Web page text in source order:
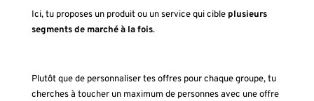
Ici, tu proposes un produit ou un service qui cibleplusieurs
segments de marché à la fois.
Plutôt que de personnaliser tes offres pour chaque groupe, tu
cherches à toucher un maximum de personnes avec une offre